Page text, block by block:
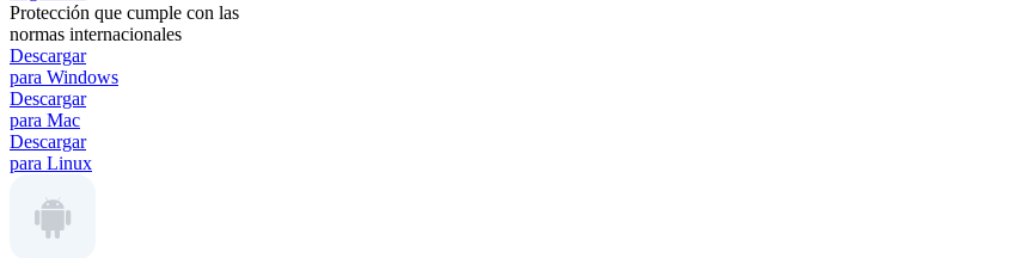
Protección que cumple con las
normas internacionales
Descargar
para Windows
Descargar
para Mac
Descargar
para Linux